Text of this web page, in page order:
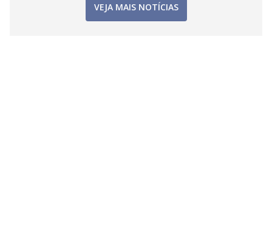
VEJA MAIS NOTÍCIAS